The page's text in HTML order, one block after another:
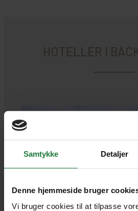
Samtykke Detaljer
Denne hjemmeside bruger
Vi bruger cookies til at tilpasse
HOTELLER I